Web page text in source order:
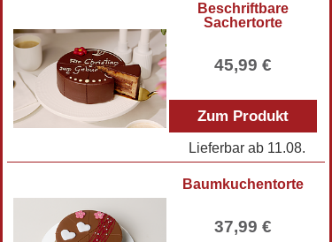
Beschriftbare
Sachertorte
45,99 €
Zum Produkt
Lieferbar ab 11.08.
Baumkuchentorte
37,99 €